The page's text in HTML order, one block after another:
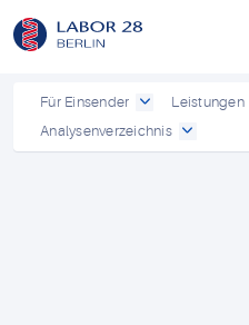
Für Einsender
Leistungen
Analysenverzeichnis